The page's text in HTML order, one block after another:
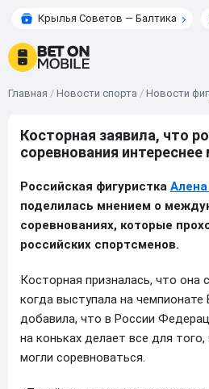
Крылья Советов — Балтика
Главная / Новости спорта / Новости
Косторная заявила, что
соревнования
Российская фигуристка
поделилась мнением о
соревнованиях, которые
российских спортсменов.
Косторная призналась, что она
когда выступала на
добавила, что в России
на коньках делает все для
могли соревноваться.